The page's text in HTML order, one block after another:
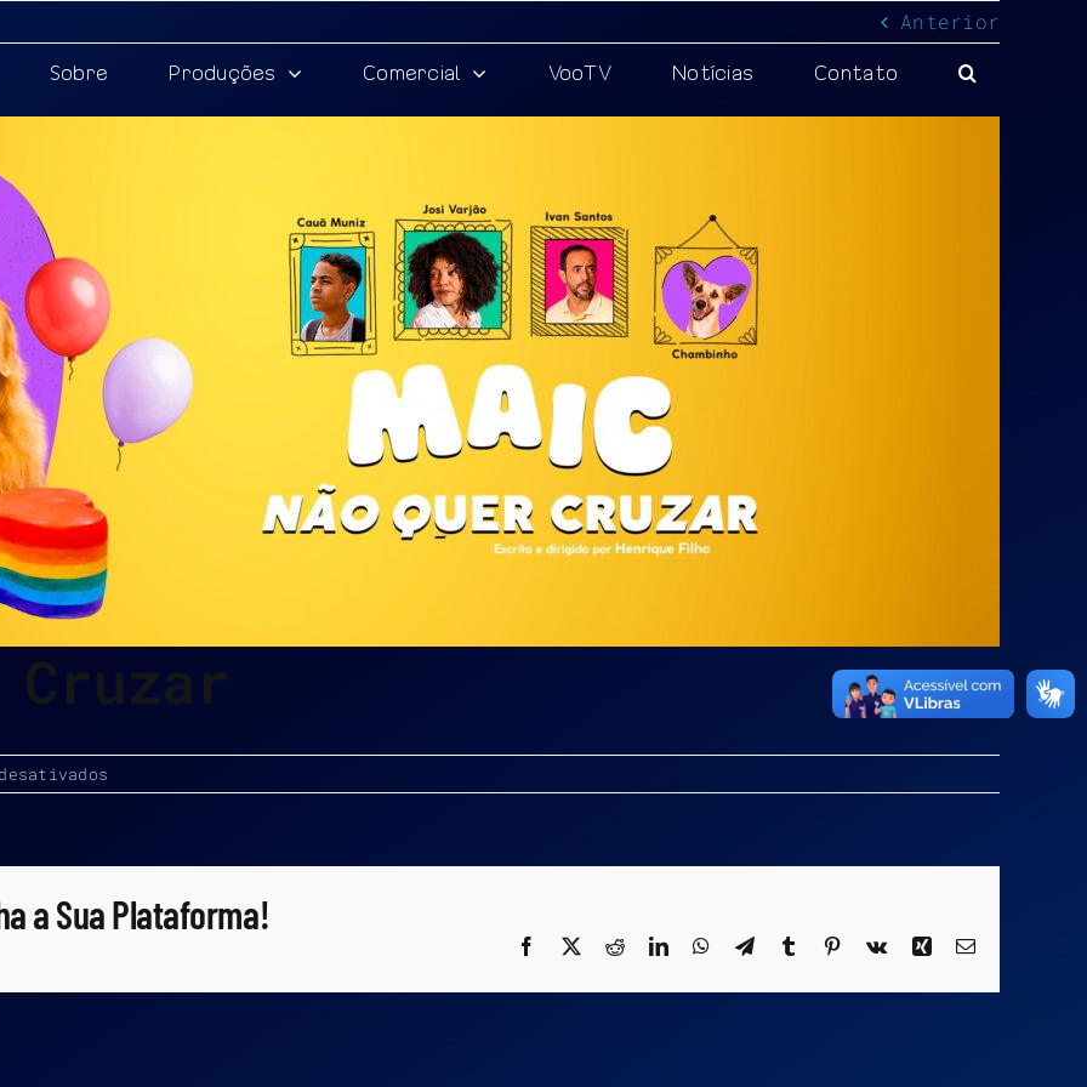
Sobre Produções Comercial VooTV Notícias Contato
Anterior
Maic
Cruzar
a Sua Plataforma!
Facebook
X RedditLinkedInWhatsApp
TelegramTumblr Pinterest
Vk Xing E-